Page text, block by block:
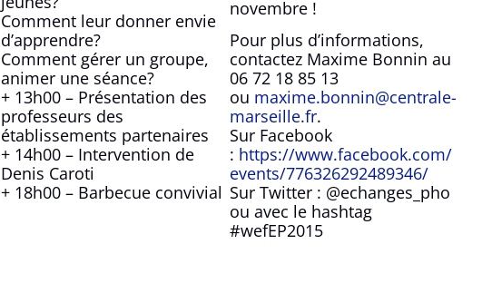
Comment leur donner envie
d’apprendre?
Comment gérer un groupe,
animer une séance?
+ 13h00 – Présentation des
professeurs des
établissements partenaires
+ 14h00 – Intervention de
Denis Caroti
+ 18h00 – Barbecue convivial
novembre !
Pour plus d’informations,
contactez Maxime Bonnin au
06 72 18 85 13
ou maxime.bonnin@centrale-
marseille.fr.
Sur Facebook
: https://www.facebook.com/
events/776326292489346/
Sur Twitter : @echanges_pho
ou avec le hashtag
#wefEP2015